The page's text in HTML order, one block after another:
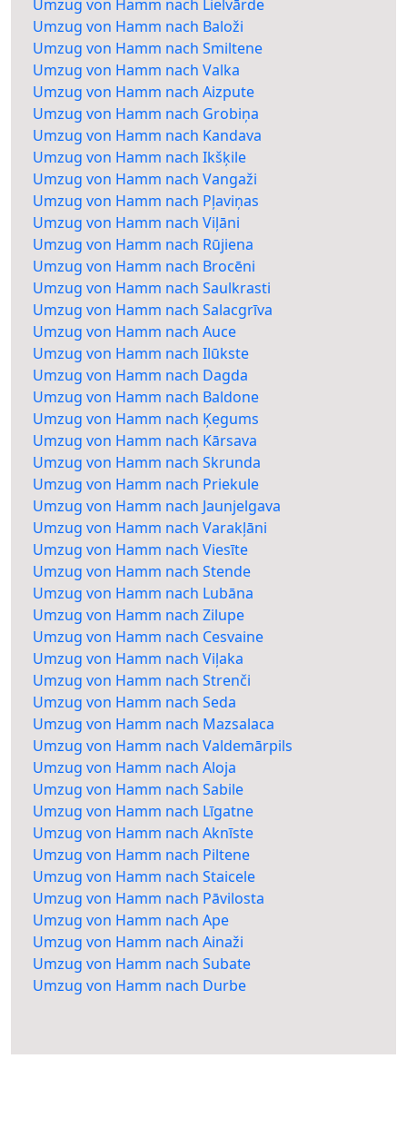
Umzug von Hamm nach Lielvārde
Umzug von Hamm nach Baloži
Umzug von Hamm nach Smiltene
Umzug von Hamm nach Valka
Umzug von Hamm nach Aizpute
Umzug von Hamm nach Grobiņa
Umzug von Hamm nach Kandava
Umzug von Hamm nach Ikšķile
Umzug von Hamm nach Vangaži
Umzug von Hamm nach Pļaviņas
Umzug von Hamm nach Viļāni
Umzug von Hamm nach Rūjiena
Umzug von Hamm nach Brocēni
Umzug von Hamm nach Saulkrasti
Umzug von Hamm nach Salacgrīva
Umzug von Hamm nach Auce
Umzug von Hamm nach Ilūkste
Umzug von Hamm nach Dagda
Umzug von Hamm nach Baldone
Umzug von Hamm nach Ķegums
Umzug von Hamm nach Kārsava
Umzug von Hamm nach Skrunda
Umzug von Hamm nach Priekule
Umzug von Hamm nach Jaunjelgava
Umzug von Hamm nach Varakļāni
Umzug von Hamm nach Viesīte
Umzug von Hamm nach Stende
Umzug von Hamm nach Lubāna
Umzug von Hamm nach Zilupe
Umzug von Hamm nach Cesvaine
Umzug von Hamm nach Viļaka
Umzug von Hamm nach Strenči
Umzug von Hamm nach Seda
Umzug von Hamm nach Mazsalaca
Umzug von Hamm nach Valdemārpils
Umzug von Hamm nach Aloja
Umzug von Hamm nach Sabile
Umzug von Hamm nach Līgatne
Umzug von Hamm nach Aknīste
Umzug von Hamm nach Piltene
Umzug von Hamm nach Staicele
Umzug von Hamm nach Pāvilosta
Umzug von Hamm nach Ape
Umzug von Hamm nach Ainaži
Umzug von Hamm nach Subate
Umzug von Hamm nach Durbe